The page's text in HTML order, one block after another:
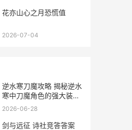
花亦山心之月恐慌值
2026-07-04
逆水寒刀魔攻略 揭秘逆水
寒中刀魔角色的强大装备
与价格解析
2026-06-28
剑与远征 诗社竞答答案